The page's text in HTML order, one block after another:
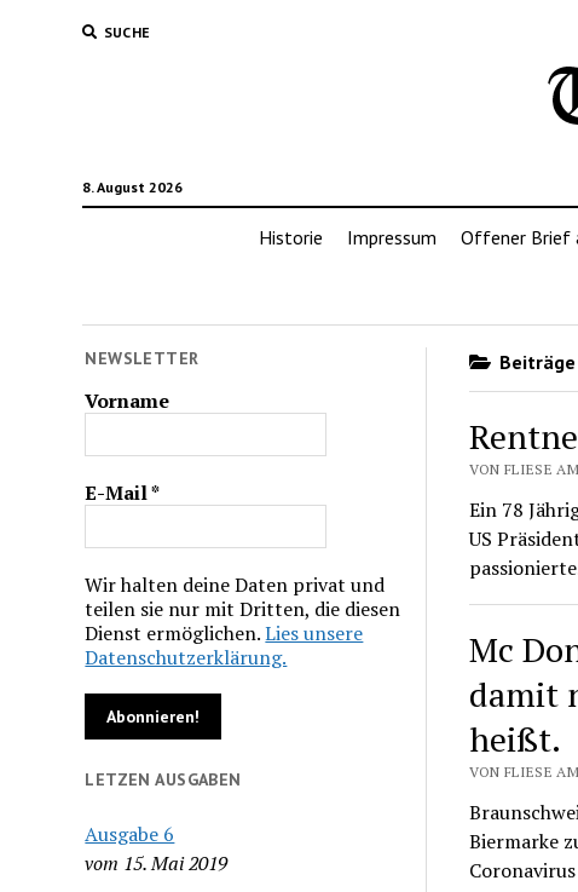
SUCHE
8. August 2026
Historie Impressum Offener Brief
NEWSLETTER
Vorname
E-Mail*
Wir halten deine Daten privat und
teilen sie nur mit Dritten, die diesen
Dienst ermöglichen.Lies unsere
Datenschutzerklärung.
LETZEN AUSGABEN
Ausgabe 6
vom 15. Mai 2019
VON FLIESE
Ein 78
US
Mc
damit
heißt.
VON FLIESE
Biermarke